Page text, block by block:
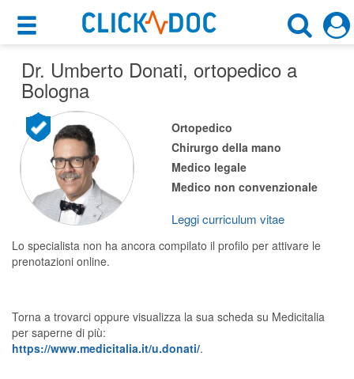
×
Motore di ricerca
×
Ortopedico
Bologna (BO)
CERCA
Cosa possiamo offrirti
Per i pazienti
Prenota una visita
Ricerca specialisti
Consulti online
Prenotazioni online
Planner e rubrica in cloud
Dr. Umberto Donati, ortopedico a
Bologna
Ortopedico
Chirurgo della mano
Medico legale
Medico non convenzionale
Leggi curriculum vitae
Lo specialista non ha ancora compilato il profilo per attivare le
prenotazioni online.
Torna a trovarci oppure visualizza la sua scheda su Medicitalia
per saperne di più:
https://www.medicitalia.it/u.donati/.